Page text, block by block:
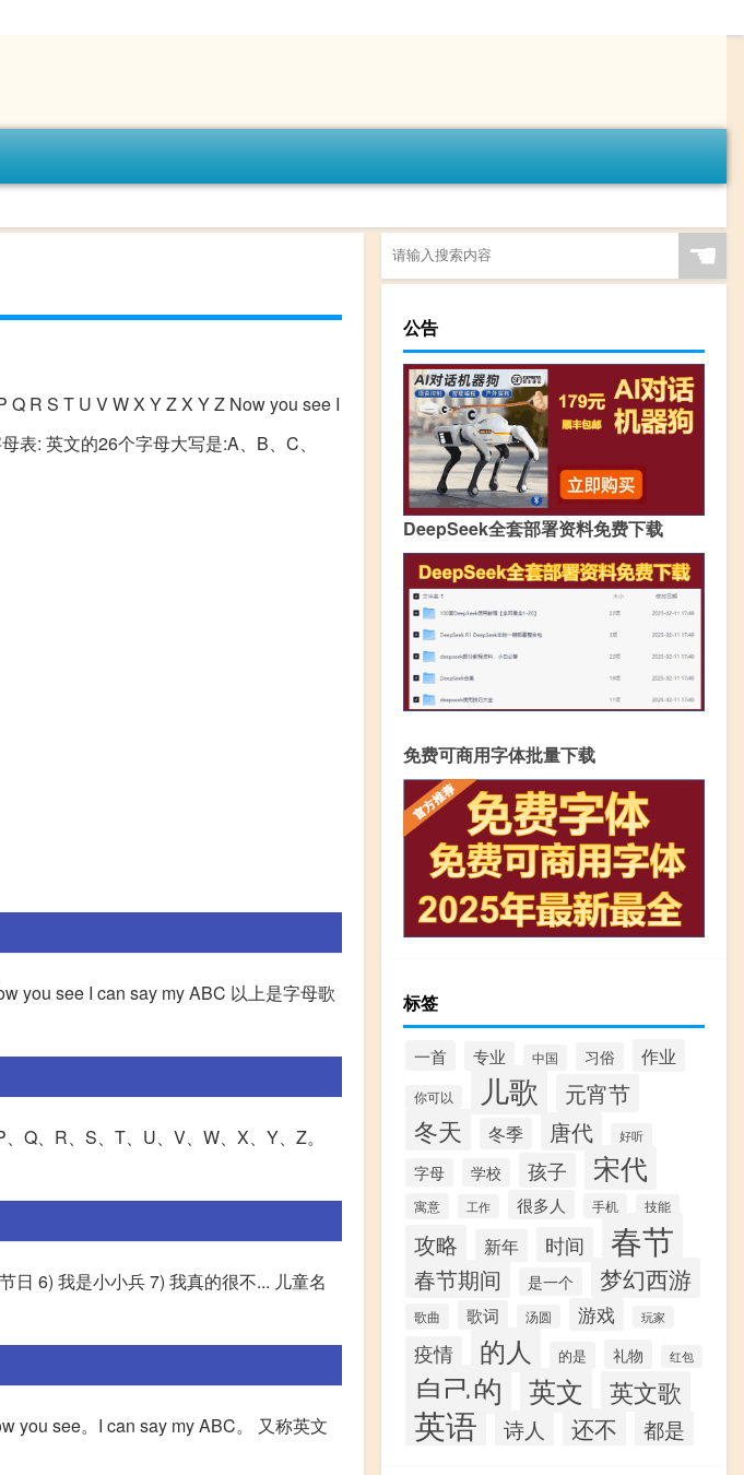
Q R S T U V W X Y Z X Y Z Now you see I
表: 英文的26个字母大写是:A、B、C、
you see I can say my ABC 以上是字母歌
Q、R、S、T、U、V、W、X、Y、Z。
日 6) 我是小小兵 7) 我真的很不... 儿童名
you see。I can say my ABC。 又称英文
☚
公告
DeepSeek全套部署资料免费下载
免费可商用字体批量下载
标签
一首 专业 中国 习俗 作业
你可以 儿歌 元宵节
冬天 冬季 唐代 好听
字母 学校 孩子 宋代
寓意 工作 很多人 手机 技能
攻略 新年 时间 春节
春节期间 是一个 梦幻西游
歌曲 歌词 汤圆 游戏 玩家
疫情 的人 的是 礼物 红包
自己的 英文 英文歌
英语 诗人 还不 都是